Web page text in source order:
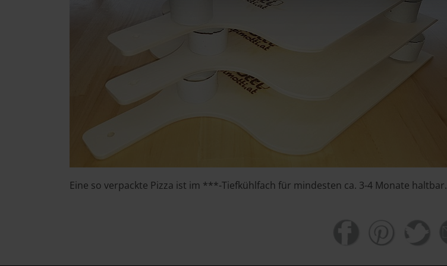
Eine so verpackte Pizza ist im ***-Tiefkühlfach für mindesten ca. 3-4 Monate haltbar.